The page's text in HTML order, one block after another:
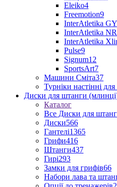
Eleiko4
Freemotion9
InterAtletika
InterAtletika
InterAtletika
Pulse9
Signum12
SportsArt7
Машини Сміта37
Турніки настінні
Диски для штанги
Каталог
Все Диски для
Диски566
Гантелі1365
Грифи416
Штанги437
Гирі293
Замки для грифів66
Набори лава та